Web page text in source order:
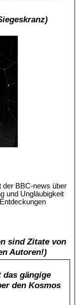
der BBC-news über
und Ungläubigkeit
sind Zitate von
Autoren!)
gängige
den Kosmos